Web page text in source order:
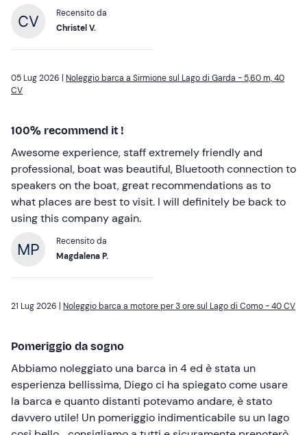
Recensito da
Christel V.
05 Lug 2026 | Noleggio barca a Sirmione sul Lago di Garda - 5,60 m, 40
CV
100% recommend it !
Awesome experience, staff extremely friendly and
professional, boat was beautiful, Bluetooth connection to
speakers on the boat, great recommendations as to
what places are best to visit. I will definitely be back to
using this company again.
Recensito da
Magdalena P.
21 Lug 2026 | Noleggio barca a motore per 3 ore sul Lago di Como - 40 CV
Pomeriggio da sogno
Abbiamo noleggiato una barca in 4 ed è stata un
esperienza bellissima, Diego ci ha spiegato come usare
la barca e quanto distanti potevamo andare, è stato
davvero utile! Un pomeriggio indimenticabile su un lago